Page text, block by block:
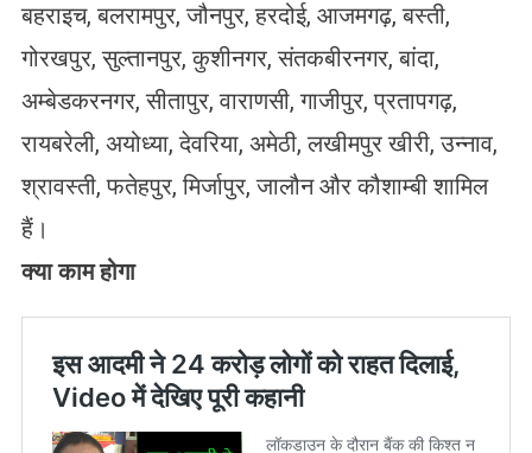
बहराइच, बलरामपुर, जौनपुर, हरदोई, आजमगढ़, बस्ती,
गोरखपुर, सुल्तानपुर, कुशीनगर, संतकबीरनगर, बांदा,
अम्बेडकरनगर, सीतापुर, वाराणसी, गाजीपुर, प्रतापगढ़,
रायबरेली, अयोध्या, देवरिया, अमेठी, लखीमपुर खीरी, उन्नाव,
श्रावस्ती, फतेहपुर, मिर्जापुर, जालौन और कौशाम्बी शामिल
हैं।
क्या काम होगा